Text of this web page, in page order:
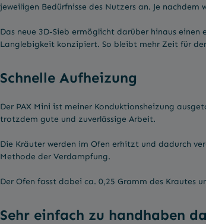
jeweiligen Bedürfnisse des Nutzers an. Je
Das neue 3D-Sieb ermöglicht darüber hinaus
Langlebigkeit konzipiert. So bleibt mehr Zeit für
Schnelle Aufheizung
Der PAX Mini ist meiner Konduktionsheizung
trotzdem gute und zuverlässige Arbeit.
Die Kräuter werden im Ofen erhitzt und dadurch
Methode der Verdampfung.
Der Ofen fasst dabei ca. 0,25 Gramm des Krautes
Sehr einfach zu handhaben